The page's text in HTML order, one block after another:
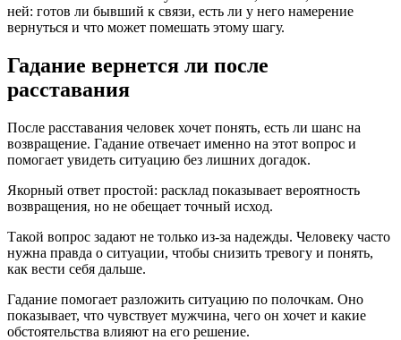
ней: готов ли бывший к связи, есть ли у него намерение
вернуться и что может помешать этому шагу.
Гадание вернется ли после
расставания
После расставания человек хочет понять, есть ли шанс на
возвращение. Гадание отвечает именно на этот вопрос и
помогает увидеть ситуацию без лишних догадок.
Якорный ответ простой: расклад показывает вероятность
возвращения, но не обещает точный исход.
Такой вопрос задают не только из-за надежды. Человеку часто
нужна правда о ситуации, чтобы снизить тревогу и понять,
как вести себя дальше.
Гадание помогает разложить ситуацию по полочкам. Оно
показывает, что чувствует мужчина, чего он хочет и какие
обстоятельства влияют на его решение.